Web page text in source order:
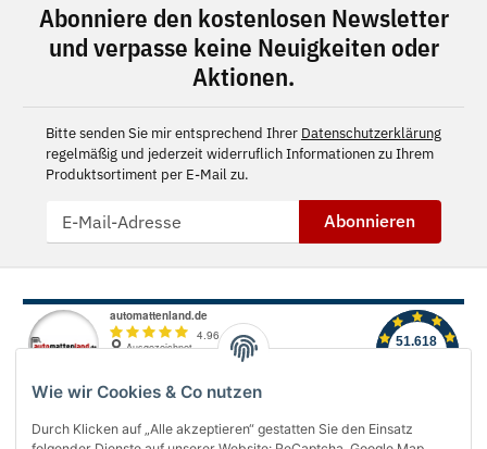
Wie wir Cookies & Co nutzen
Durch Klicken auf „Alle akzeptieren“ gestatten Sie den Einsatz
Abonniere den kostenlosen Newsletter
und verpasse keine Neuigkeiten oder
Aktionen.
Bitte senden Sie mir entsprechend Ihrer Datenschutzerklärung
regelmäßig und jederzeit widerruflich Informationen zu Ihrem
Produktsortiment per E-Mail zu.
Abonnieren